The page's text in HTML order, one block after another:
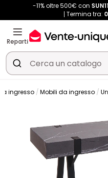
-11% oltre 500€ con SUN11
Termina tra:
Reparti
ingresso Mobili da ingresso